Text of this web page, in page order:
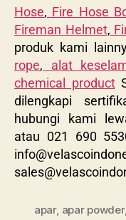
Hose, Fire Hose
Fireman Helmet,
produk kami
rope, alat
chemical product
dilengkapi
hubungi kami
atau 021 690
apar, apar powder,